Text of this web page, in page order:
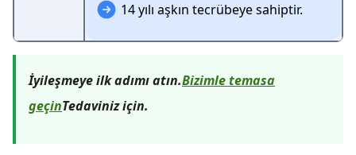
14 yılı aşkın tecrübeye sahiptir.
İyileşmeye ilk adımı atın.Bizimle temasa
geçinTedaviniz için.